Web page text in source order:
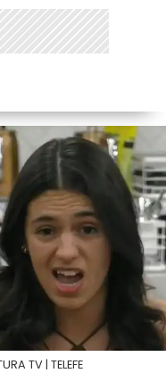
TV | TELEFE